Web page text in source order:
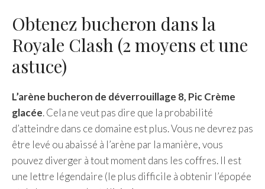
Obtenez bucheron dans la
Royale Clash (2 moyens et une
astuce)
L’arène bucheron de déverrouillage 8, Pic Crème
glacée. Cela ne veut pas dire que la probabilité
d’atteindre dans ce domaine est plus. Vous ne devrez pas
être levé ou abaissé à l’arène par la manière, vous
pouvez diverger à tout moment dans les coffres. Il est
une lettre légendaire (le plus difficile à obtenir l’épopée